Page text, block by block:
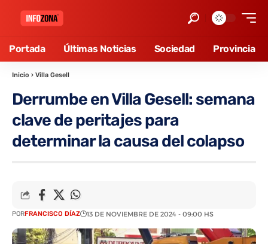
Portada Últimas Noticias Sociedad Provincia
Inicio › Villa Gesell
Derrumbe en Villa Gesell: semana
clave de peritajes para
determinar la causa del colapso
PORFRANCISCO DÍAZ 13 DE NOVIEMBRE DE 2024 - 09:00 HS